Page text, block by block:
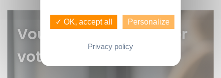
Vous voulez faire gérer
votre bien ?
✓ OK, accept all Personalize
Privacy policy